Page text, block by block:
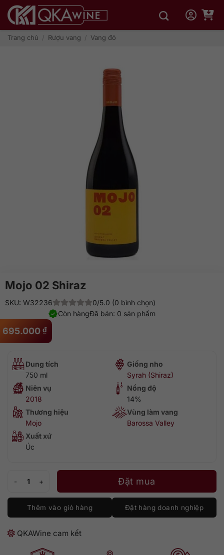
qua
dungTrang chủ / Rượu vang / Vang đỏ
Mojo 02 Shiraz
695.000 ₫
SKU: W32236
0/5.0 (0 bình chọn)
Đã bán: 0 sản phẩm
Còn hàng
Dung tích
750 ml
Giống nho
Syrah (Shiraz)
Niên vụ
2018
Nồng độ
14%
Thương hiệu
Mojo
Vùng làm vang
Barossa Valley
Xuất xứ
Úc
Đặt mua
Thêm vào giỏ hàng Đặt hàng doanh nghiệp
QKAWine cam kết